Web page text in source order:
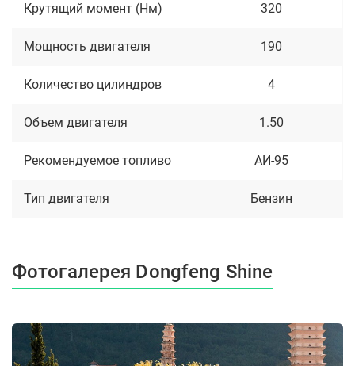
Крутящий момент (Нм) 320
Мощность двигателя 190
Количество цилиндров 4
Объем двигателя 1.50
Рекомендуемое топливо АИ-95
Тип двигателя Бензин
Фотогалерея Dongfeng Shine